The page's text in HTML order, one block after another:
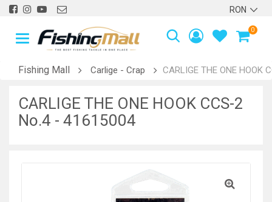
0
Fishing Mall Carlige - Crap CARLIGE THE ONE HOOK
CARLIGE THE ONE HOOK CCS-2
No.4 - 41615004